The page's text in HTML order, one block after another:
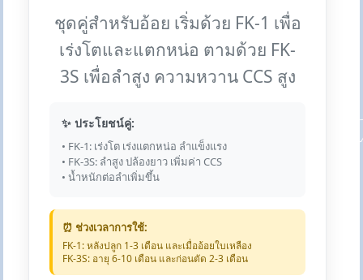
ชุดคู่สำหรับอ้อย เริ่มด้วย FK-1 เพื่อ
เร่งโตและแตกหน่อ ตามด้วย FK-
3S เพื่อลำสูง ความหวาน CCS สูง
✨ ประโยชน์คู่:
• FK-1: เร่งโต เร่งแตกหน่อ ลำแข็งแรง
• FK-3S: ลำสูง ปล้องยาว เพิ่มค่า CCS
• น้ำหนักต่อลำเพิ่มขึ้น
⏰ ช่วงเวลาการใช้:
FK-1: หลังปลูก 1-3 เดือน และเมื่ออ้อยใบเหลือง
FK-3S: อายุ 6-10 เดือน และก่อนตัด 2-3 เดือน